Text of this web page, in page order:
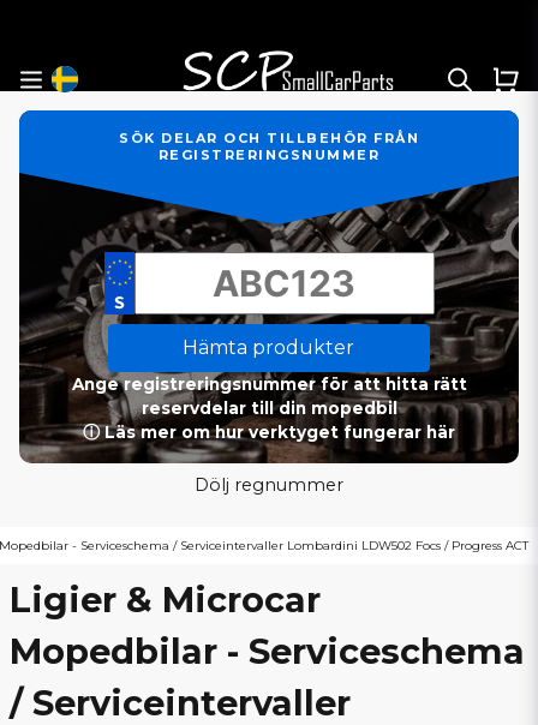
SÖK DELAR OCH TILLBEHÖR FRÅN
REGISTRERINGSNUMMER
Hämta produkter
Ange registreringsnummer för att hitta rätt
reservdelar till din mopedbil
ⓘ Läs mer om hur verktyget fungerar här
Dölj regnummer
- Serviceschema / Serviceintervaller Lombardini LDW502 Focs / Progress ACT
Ligier & Microcar
Mopedbilar - Serviceschema
/ Serviceintervaller